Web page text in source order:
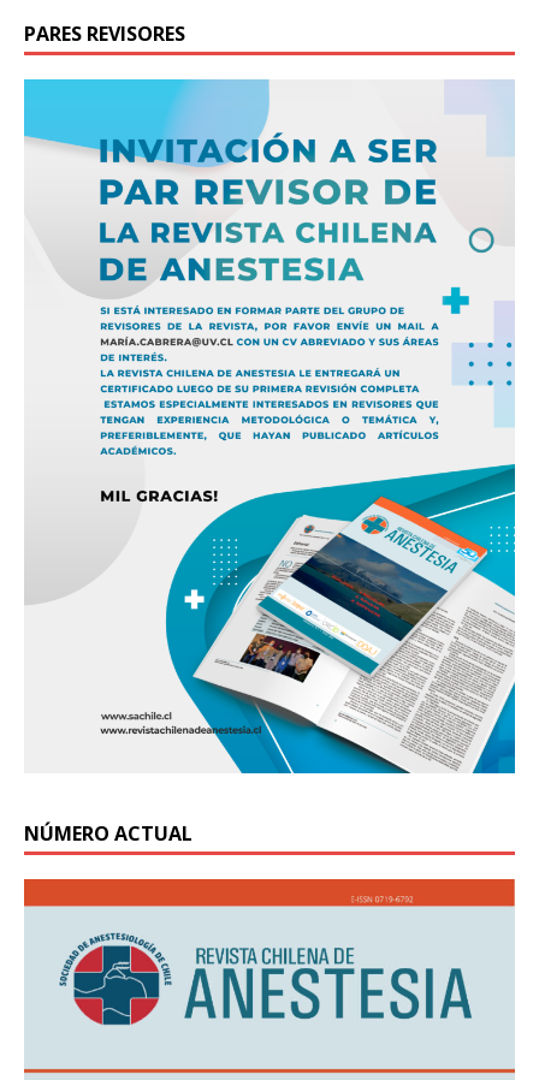
PARES REVISORES
NÚMERO ACTUAL